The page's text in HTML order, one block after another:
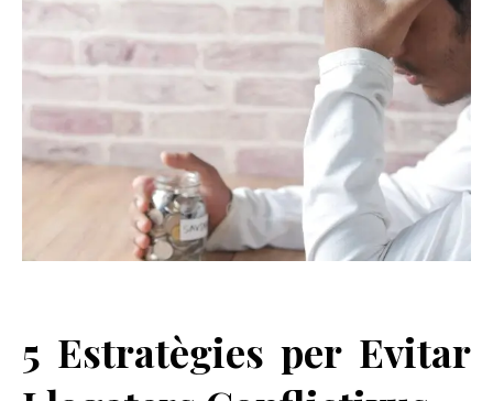
5 Estratègies per Evitar